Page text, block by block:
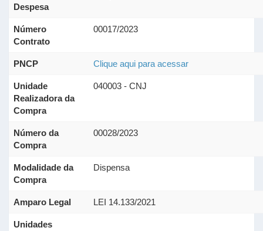
Despesa
Número
Contrato
00017/2023
PNCP Clique aqui para acessar
Unidade
Realizadora da
Compra
040003 - CNJ
Número da
Compra
00028/2023
Modalidade da
Compra
Dispensa
Amparo Legal LEI 14.133/2021
Unidades